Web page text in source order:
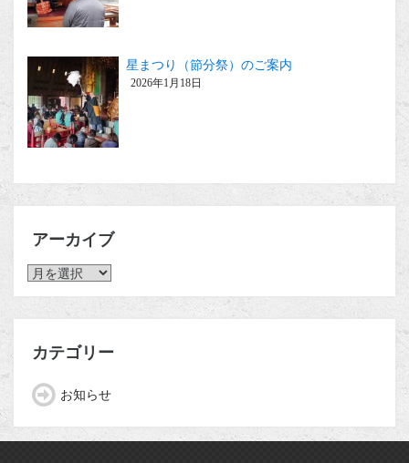
星まつり（節分祭）のご案内
2026年1月18日
アーカイブ
ア
カ
カテゴリー
お知らせ